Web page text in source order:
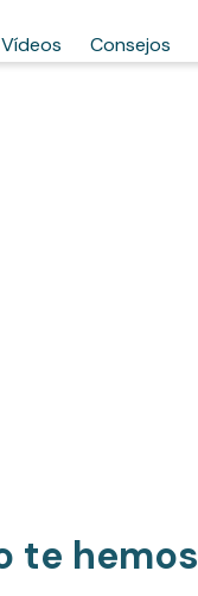
Vídeos Consejos
te hemos